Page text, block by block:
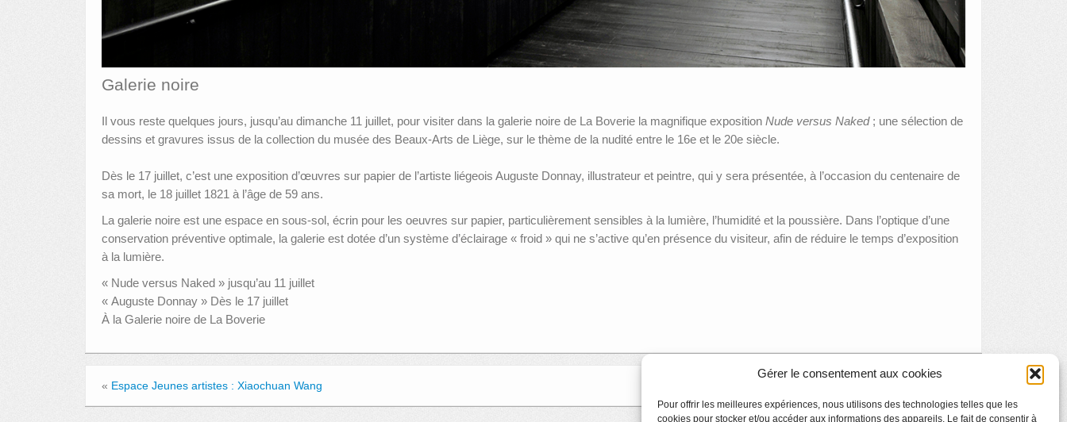
Gérer le consentement aux cookies
Pour offrir les meilleures expériences, nous utilisons des technologies telles que les
cookies pour stocker et/ou accéder aux informations des appareils. Le fait de consentir à
Galerie noire
Il vous reste quelques jours, jusqu’au dimanche 11 juillet, pour visiter dans la galerie noire de La Boverie la magnifique exposition Nude versus Naked; une sélection de
dessins et gravures issus de la collection du musée des Beaux-Arts de Liège, sur le thème de la nudité entre le 16e et le 20e siècle.
Dès le 17 juillet, c’est une exposition d’œuvres sur papier de l’artiste liégeois Auguste Donnay, illustrateur et peintre, qui y sera présentée, à l’occasion du centenaire de
sa mort, le 18 juillet 1821 à l’âge de 59 ans.
La galerie noire est une espace en sous-sol, écrin pour les oeuvres sur papier, particulièrement sensibles à la lumière, l’humidité et la poussière. Dans l’optique d’une
conservation préventive optimale, la galerie est dotée d’un système d’éclairage « froid » qui ne s’active qu’en présence du visiteur, afin de réduire le temps d’exposition
à la lumière.
« Nude versus Naked » jusqu’au 11 juillet
« Auguste Donnay » Dès le 17 juillet
À la Galerie noire de La Boverie
« Espace Jeunes artistes : Xiaochuan Wang